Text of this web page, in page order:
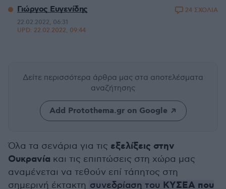
Γιώργος Ευγενίδης
22.02.2022, 06:31
UPD: 22.02.2022, 09:44
24 ΣΧΟΛΙΑ
Δείτε περισσότερα άρθρα μας στα αποτελέσματα
αναζήτησης
Add Protothema.gr on Google
Όλα τα σενάρια για τις εξελίξεις στην
Ουκρανία και τις επιπτώσεις στη χώρα μας
αναμένεται να τεθούν επί τάπητος στη
σημερινή έκτακτη συνεδρίαση του ΚΥΣΕΑ που